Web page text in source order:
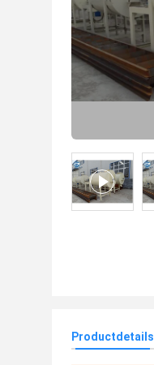
Productdetails